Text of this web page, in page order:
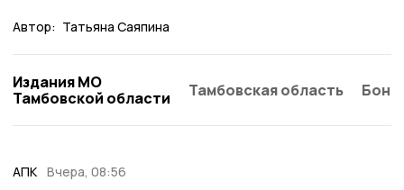
Автор: Татьяна Саяпина
Издания МО
Тамбовской области
Тамбовская область
АПК Вчера, 08:56